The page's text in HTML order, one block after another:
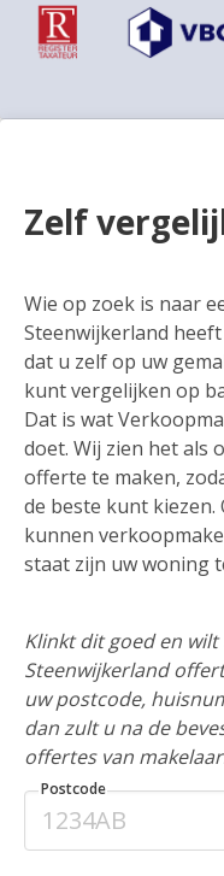
Zelf
Wie op zoek is naar
Steenwijkerland
dat u zelf op uw
kunt vergelijken op
Dat is wat
doet. Wij zien het als
offerte te maken,
de beste kunt kiezen.
kunnen
staat zijn uw woning
Klinkt dit goed en
Steenwijkerland
uw postcode,
dan zult u na de
offertes van
Postcode